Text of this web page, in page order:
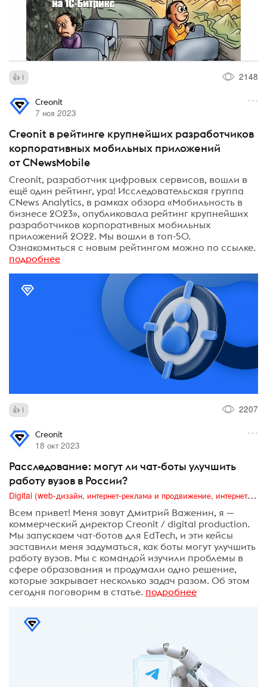
1 2148
Creonit
7 ноя 2023
Creonit в рейтинге крупнейших разработчиков
корпоративных мобильных приложений
от CNewsMobile
Creonit, разработчик цифровых сервисов, вошли в
ещё один рейтинг, ура! Исследовательская группа
CNews Analytics, в рамках обзора «Мобильность в
бизнесе 2023», опубликовала рейтинг крупнейших
разработчиков корпоративных мобильных
приложений 2022. Мы вошли в топ-50.
Ознакомиться с новым рейтингом можно по ссылке.
подробнее
1 2207
Creonit
18 окт 2023
Расследование: могут ли чат-боты улучшить
работу вузов в России?
Digital (web-дизайн, интернет-реклама и продвижение, интернет-сообщества и блоги, интернет-коммуникации, мобильный маркетинг, реклама на цифровых экранах)
Всем привет! Меня зовут Дмитрий Важенин, я —
коммерческий директор Creonit / digital production.
Мы запускаем чат-ботов для EdTech, и эти кейсы
заставили меня задуматься, как боты могут улучшить
работу вузов. Мы с командой изучили проблемы в
сфере образования и продумали одно решение,
которые закрывает несколько задач разом. Об этом
сегодня поговорим в статье. подробнее